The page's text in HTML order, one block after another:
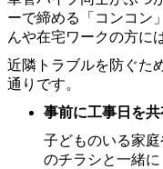
ーで締める「コンコン
んや在宅ワークの方に
近隣トラブルを防ぐた
通りです。
事前に工事日を共
子どものいる家
のチラシと一緒